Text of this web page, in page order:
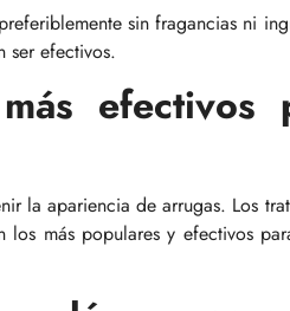
sin fragancias ni
ser efectivos.
efectivos
la apariencia de arrugas. Los
más populares y efectivos